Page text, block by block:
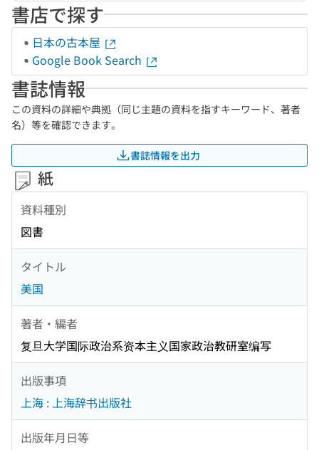
書店で探す
日本の古本屋
Google Book Search
書誌情報
この資料の詳細や典拠（同じ主題の資料を指すキーワード、著者
名）等を確認できます。
書誌情報を出力
紙
資料種別
図書
タイトル
美国
著者・編者
复旦大学国际政治系资本主义国家政治教研室编写
出版事項
上海 : 上海辞书出版社
出版年月日等